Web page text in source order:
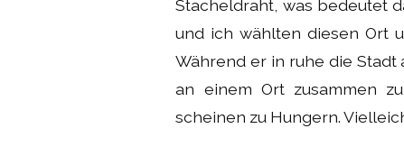
Stacheldraht, was bedeutet
und ich wählten diesen Ort
Während er in ruhe die Stadt
an einem Ort zusammen
scheinen zu Hungern.